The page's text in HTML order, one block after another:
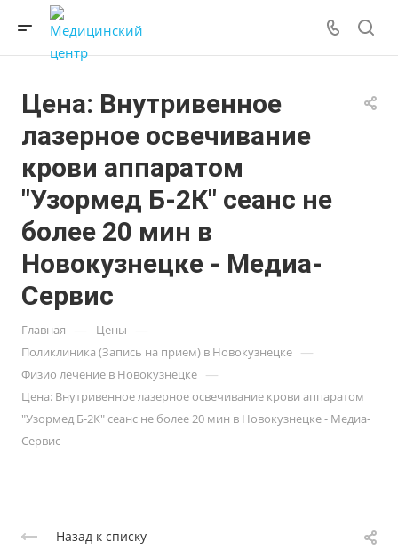
Цена: Внутривенное
лазерное освечивание
крови аппаратом
"Узормед Б-2К" сеанс не
более 20 мин в
Новокузнецке - Медиа-
Сервис
Главная — Цены —
Поликлиника (Запись на прием) в Новокузнецке —
Физио лечение в Новокузнецке —
Цена: Внутривенное лазерное освечивание крови аппаратом
"Узормед Б-2К" сеанс не более 20 мин в Новокузнецке - Медиа-
Сервис
Назад к списку